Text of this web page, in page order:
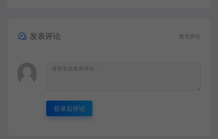
发表评论 暂无评论
登录后评论